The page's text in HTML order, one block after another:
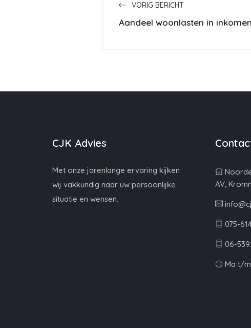
VORIG BERICHT
Aandeel woonlasten in
CJK Advies
Met onze jarenlange ervaring kijken
wij vakkundig naar uw persoonlijke
situatie en wensen.
AV,
075-
06-
Ma t/m